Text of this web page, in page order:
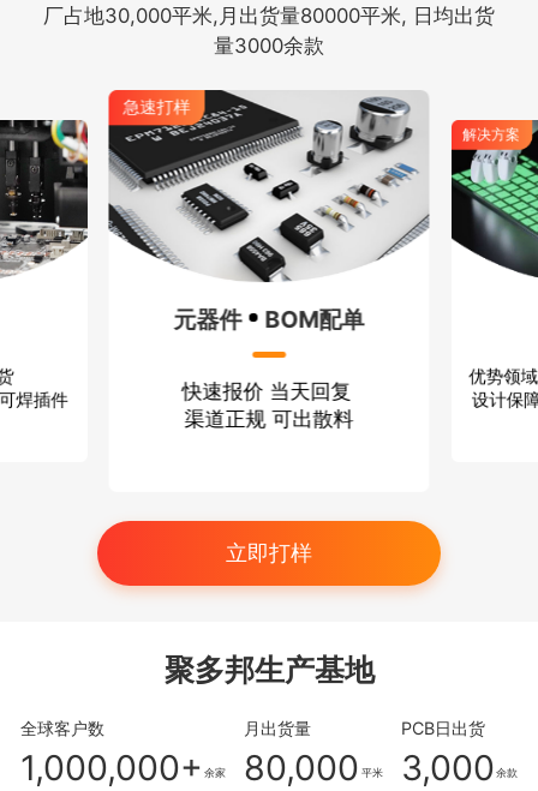
厂占地30,000平米,月出货量80000平米, 日均出货
量3000余款
焊插件
急速打样
元器件 BOM配单
快速报价 当天回复
渠道正规 可出散料
解决方案
优势领
设计保
立即打样
聚多邦生产基地
全球客户数
1,000,000+ 余家
月出货量
80,000 平米
PCB日出货
3,000 余款